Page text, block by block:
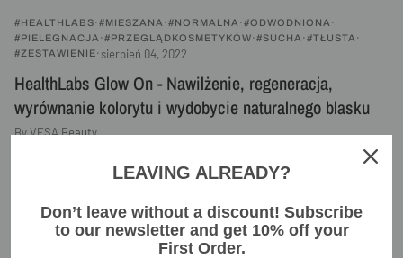
#HEALTHLABS #MIESZANA #NORMALNA #ODWODNIONA
#PIELEGNACJA #PRZEGLĄDKOSMETYKÓW #SUCHA #TŁUSTA
#ZESTAWIENIE sierpień 04, 2022
HealthLabs Glow On - Nawilżenie, regeneracja,
wyrównanie kolorytu i wydobycie naturalnego blasku
By VESA Beauty
HealthLabs Care, marka z holistycznym podejściem do zdrowia,
uzupełniła ostatnio swoją ofertę suplementów również o
wspierać skórę,...
LEAVING ALREADY?
Don’t leave without a discount! Subscribe
to our newsletter and get 10% off your
First Order.